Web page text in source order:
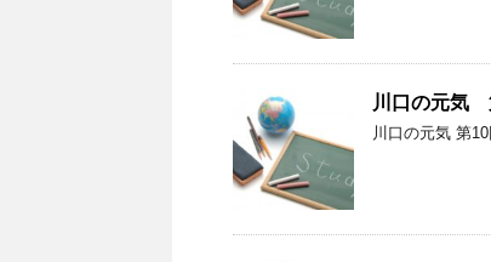
川口の元気
川口の元気 第